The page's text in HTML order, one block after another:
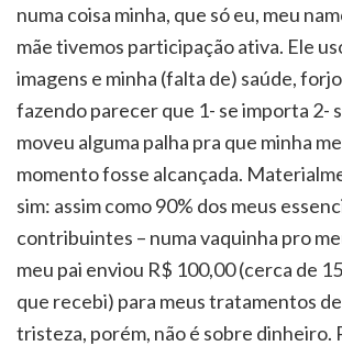
numa coisa minha, que só eu, meu
mãe tivemos participação ativa. Ele
imagens e minha (falta de) saúde,
fazendo parecer que 1- se importa 2-
moveu alguma palha pra que minha
momento fosse alcançada.
sim: assim como 90% dos meus
contribuintes – numa vaquinha pro
meu pai enviou R$ 100,00 (cerca de
que recebi) para meus tratamentos
tristeza, porém, não é sobre dinheiro.